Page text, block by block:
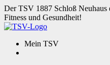
Der TSV 1887 Schloß
Fitness und Gesundheit!
Mein TSV